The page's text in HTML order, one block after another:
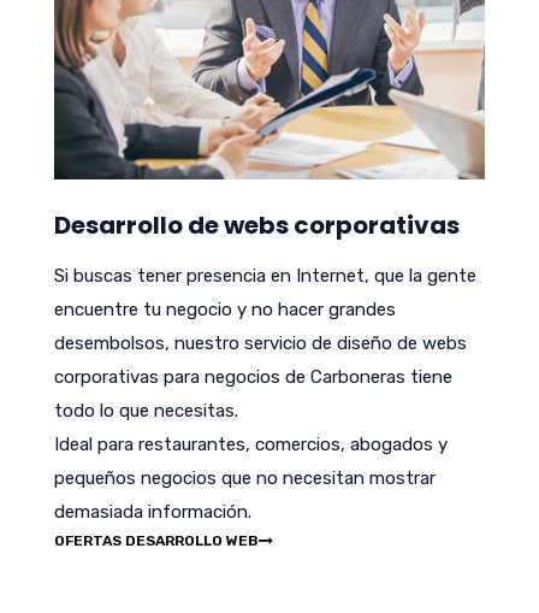
Desarrollo de webs corporativas
Si buscas tener presencia en Internet, que la gente
encuentre tu negocio y no hacer grandes
desembolsos, nuestro servicio de diseño de webs
corporativas para negocios de Carboneras tiene
todo lo que necesitas.
Ideal para restaurantes, comercios, abogados y
pequeños negocios que no necesitan mostrar
demasiada información.
OFERTAS DESARROLLO WEB